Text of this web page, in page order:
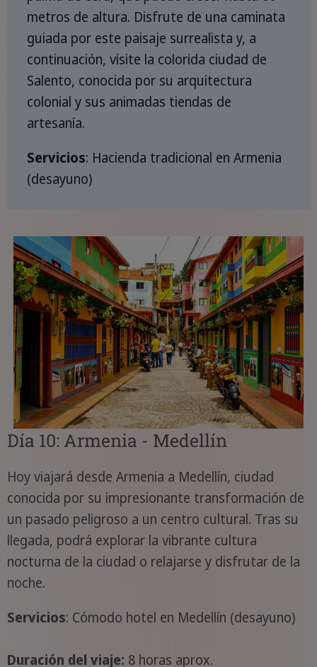
metros de altura. Disfrute de una caminata
guiada por este paisaje surrealista y, a
continuación, visite la colorida ciudad de
Salento, conocida por su arquitectura
colonial y sus animadas tiendas de
artesanía.
Servicios: Hacienda tradicional en Armenia
(desayuno)
Día 10: Armenia - Medellín
Hoy viajará desde Armenia a Medellín, ciudad
conocida por su impresionante transformación de
un pasado peligroso a un centro cultural. Tras su
llegada, podrá explorar la vibrante cultura
nocturna de la ciudad o relajarse y disfrutar de la
noche.
Servicios: Cómodo hotel en Medellín (desayuno)
Duración del viaje: 8 horas aprox.